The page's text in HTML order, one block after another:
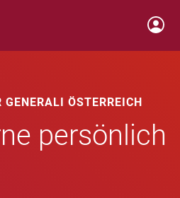
ÖSTERREICH
persönlich